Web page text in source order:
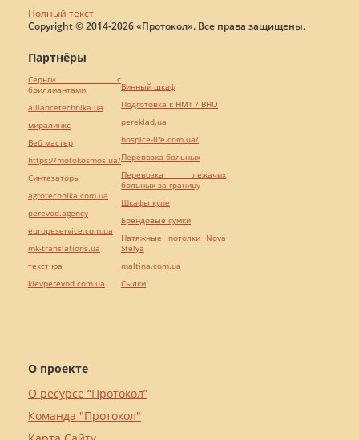
Полный текст
Copyright © 2014-2026 «Протокол». Все права защищены.
О проекте
О ресурсе “Протокол”
Команда "Протокол"
Партнёры
Серьги с
бриллиантами
alliancetechnika.ua
миралинкс
Веб мастер
https://motokosmos.ua/
Синтезаторы
agrotechnika.com.ua
perevod.agency
europeservice.com.ua
mk-translations.ua
текст юа
kievperevod.com.ua
Винный шкаф
Подготовка к НМТ / ВНО
pereklad.ua
hospice-life.com.ua/
Перевозка больных
Перевозка лежачих
больных за границу
Шкафы купе
Брендовые сумки
Натяжные потолки Nova
Stelya
maltina.com.ua
Cылки